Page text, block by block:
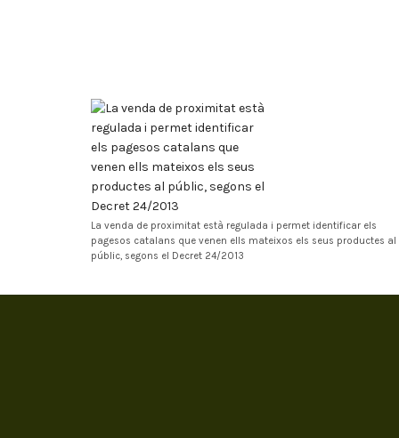
La venda de proximitat està regulada i permet identificar els
pagesos catalans que venen ells mateixos els seus productes al
públic, segons el Decret 24/2013